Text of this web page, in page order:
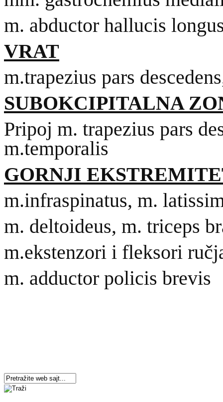
m. abductor hallucis
VRAT
m.trapezius pars
SUBOKCIPITALNA
Pripoj m. trapezius pars
m.temporalis
GORNJI
m.infraspinatus, m.
m. deltoideus, m. triceps
m.ekstenzori i fleksori
m. adductor policis brevis